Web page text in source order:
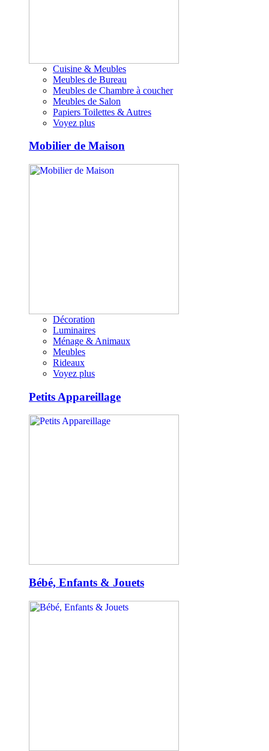
Cuisine & Meubles
Meubles de Bureau
Meubles de Chambre à coucher
Meubles de Salon
Papiers Toilettes & Autres
Voyez plus
Mobilier de Maison
Décoration
Luminaires
Ménage & Animaux
Meubles
Rideaux
Voyez plus
Petits Appareillage
Bébé, Enfants & Jouets